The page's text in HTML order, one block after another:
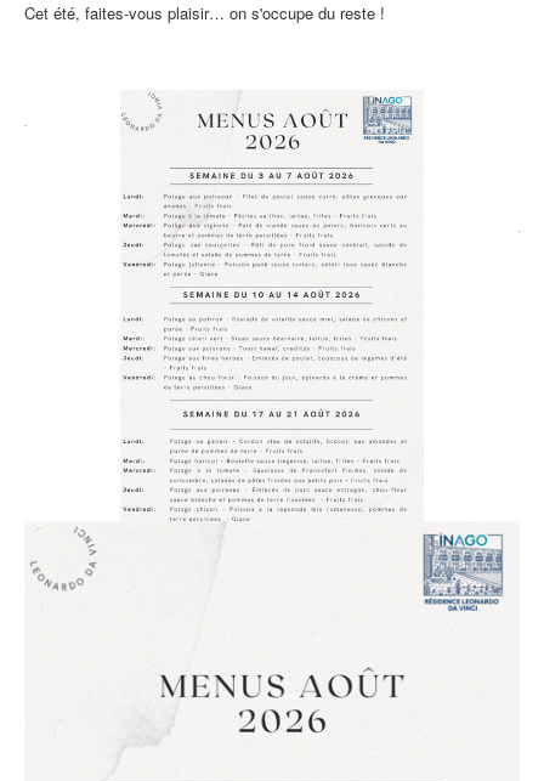
Cet été, faites-vous plaisir… on s'occupe du reste !